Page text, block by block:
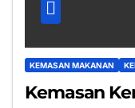
KEMASAN MAKANAN
Kemasan